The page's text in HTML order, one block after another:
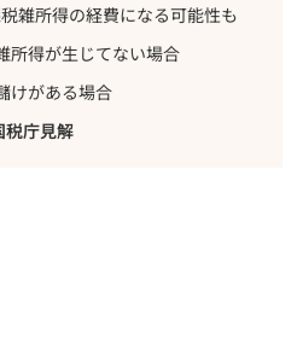
雑所得の経費になる可能性も
所得が生じてない場合
けがある場合
税庁見解